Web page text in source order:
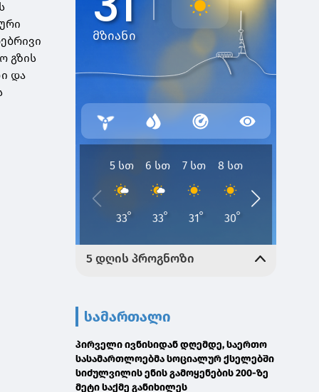
გზის
და
სამართალი
პირველი ივნისიდან დღემდე, საერთო
სასამართლოებმა სოციალურ ქსელებში
სიძულვილის ენის გამოყენების 200-ზე
მეტი საქმე განიხილეს